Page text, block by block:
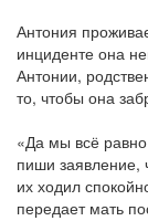
Антония
инциденте она
Антонии,
то, чтобы она
«Да мы всё
пиши
их ходил
передает мать